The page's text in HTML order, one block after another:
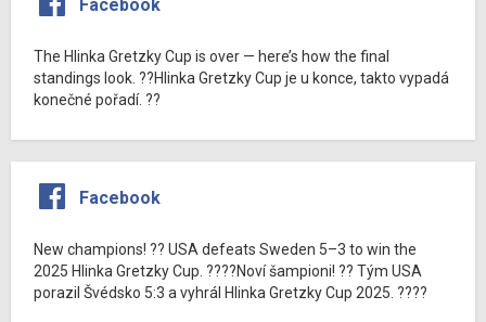
Facebook
The Hlinka Gretzky Cup is over — here’s how the final
standings look. ??Hlinka Gretzky Cup je u konce, takto vypadá
konečné pořadí. ??
Facebook
New champions! ?? USA defeats Sweden 5–3 to win the
2025 Hlinka Gretzky Cup. ????Noví šampioni! ?? Tým USA
porazil Švédsko 5:3 a vyhrál Hlinka Gretzky Cup 2025. ????